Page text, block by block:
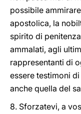
possibile
apostolica, la
spirito di
ammalati, agli
rappresentanti di
essere testimoni
anche quella del
8. Sforzatevi, a